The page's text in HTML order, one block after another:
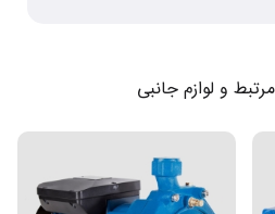
و لوازم جانبی